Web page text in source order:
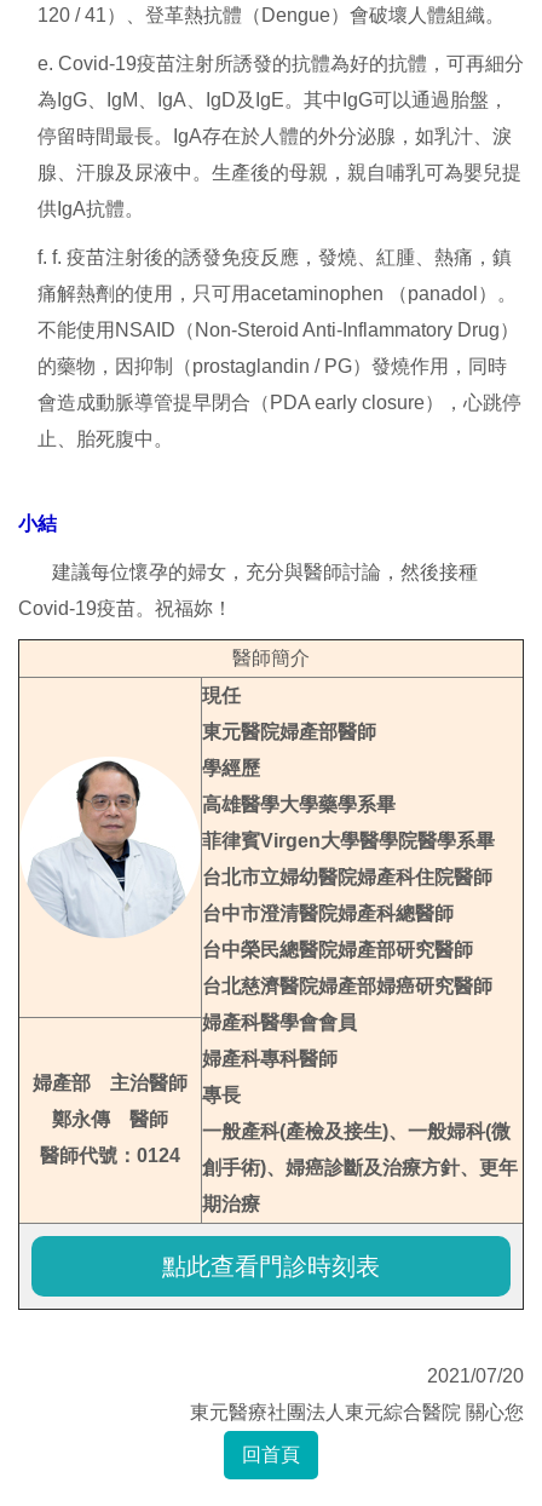
120 / 41）、登革熱抗體（Dengue）會破壞人體組織。
e. Covid-19疫苗注射所誘發的抗體為好的抗體，可再細分
為IgG、IgM、IgA、IgD及IgE。其中IgG可以通過胎盤，
停留時間最長。IgA存在於人體的外分泌腺，如乳汁、淚
腺、汗腺及尿液中。生產後的母親，親自哺乳可為嬰兒提
供IgA抗體。
f. f. 疫苗注射後的誘發免疫反應，發燒、紅腫、熱痛，鎮
痛解熱劑的使用，只可用acetaminophen （panadol）。
不能使用NSAID（Non-Steroid Anti-Inflammatory Drug）
的藥物，因抑制（prostaglandin / PG）發燒作用，同時
會造成動脈導管提早閉合（PDA early closure），心跳停
止、胎死腹中。
小結
建議每位懷孕的婦女，充分與醫師討論，然後接種
Covid-19疫苗。祝福妳！
醫師簡介
現任
東元醫院婦產部醫師
學經歷
高雄醫學大學藥學系畢
菲律賓Virgen大學醫學院醫學系畢
台北市立婦幼醫院婦產科住院醫師
台中市澄清醫院婦產科總醫師
台中榮民總醫院婦產部研究醫師
台北慈濟醫院婦產部婦癌研究醫師
婦產科醫學會會員
婦產科專科醫師
專長
一般產科(產檢及接生)、一般婦科(微
創手術)、婦癌診斷及治療方針、更年
期治療
婦產部 主治醫師
鄭永傳 醫師
醫師代號：0124
點此查看門診時刻表
2021/07/20
東元醫療社團法人東元綜合醫院 關心您
回首頁